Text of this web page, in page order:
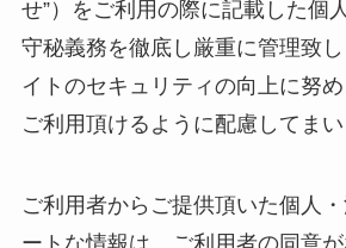
せ”）をご利用の際に記載した個
守秘義務を徹底し厳重に管理致
イトのセキュリティの向上に努
ご利用頂けるように配慮してまい
ご利用者からご提供頂いた個人